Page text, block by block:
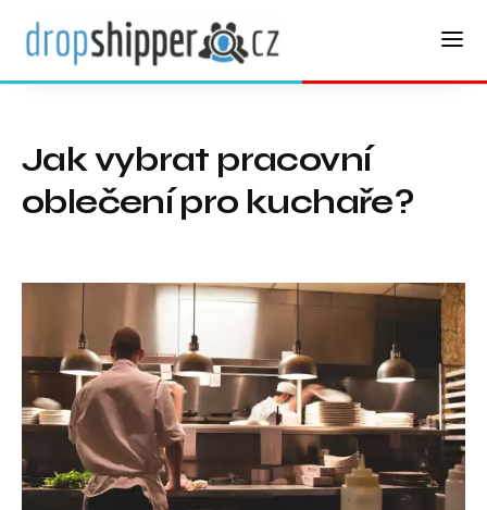
Jak vybrat pracovní
oblečení pro kuchaře?